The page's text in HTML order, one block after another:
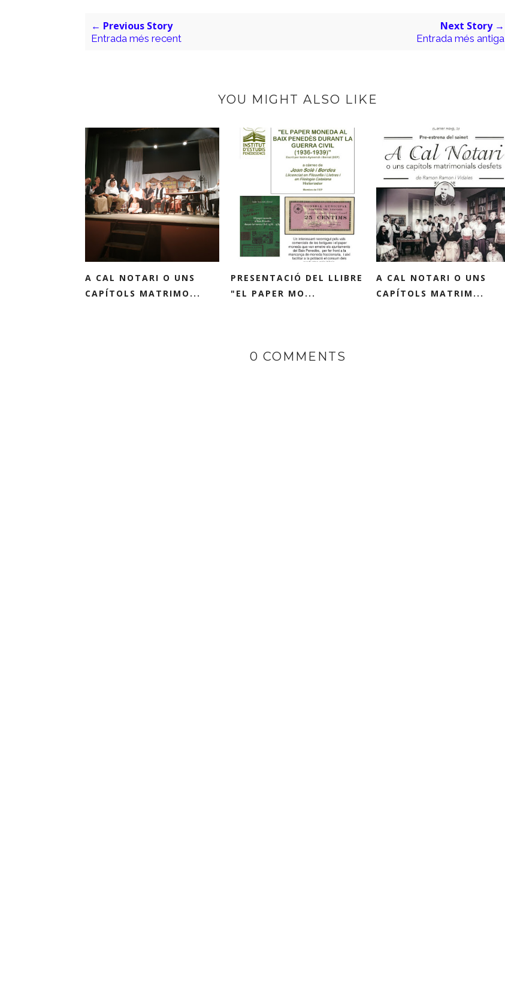
← Previous Story
Entrada més recent
Next Story →
Entrada més antiga
YOU MIGHT ALSO LIKE
A CAL NOTARI O UNS
CAPÍTOLS MATRIMO...
PRESENTACIÓ DEL LLIBRE
"EL PAPER MO...
A CAL NOTARI O UNS
CAPÍTOLS MATRIM...
0 COMMENTS